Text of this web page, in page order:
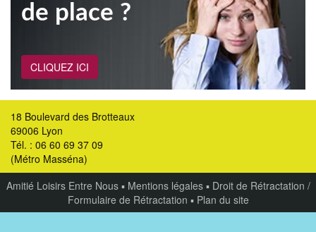
de place ?
CLIQUEZ ICI
18 Boulevard des Brotteaux
69006 Lyon
Tél. : 06 60 69 37 09
(Métro Masséna)
Amitié Loisirs Entre Nous▪ Mentions légales▪ Droit de Rétractation /
Formulaire de Rétractation ▪ Plan du site